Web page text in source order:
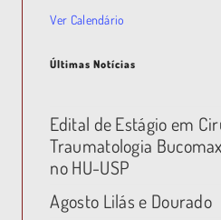
Ver Calendário
Últimas Notícias
Edital de Estágio em
Traumatologia
no HU-USP
Agosto Lilás e Dourado